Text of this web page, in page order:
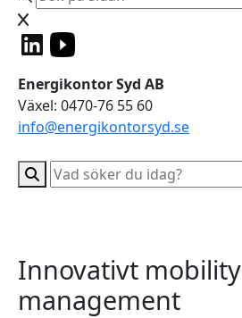
Energikontor Syd AB
Växel: 0470-76 55 60
info@energikontorsyd.se
Innovativt mobility
management